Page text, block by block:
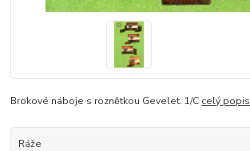
Brokové náboje s roznětkou Gevelet. 1/C celý popis
Ráže